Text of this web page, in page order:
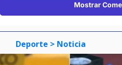
Mostrar
Deporte > Noticia